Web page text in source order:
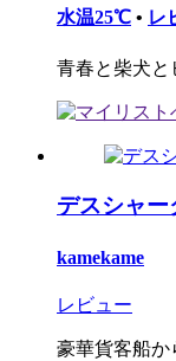
水温25℃ • レ
青春と柴犬と
デスシャー
kamekame
レビュー
豪華貨客船